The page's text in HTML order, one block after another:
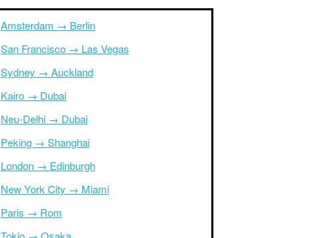
Amsterdam → Berlin
San Francisco → Las Vegas
Sydney → Auckland
Kairo → Dubai
Neu-Delhi → Dubai
Peking → Shanghai
London → Edinburgh
New York City → Miami
Paris → Rom